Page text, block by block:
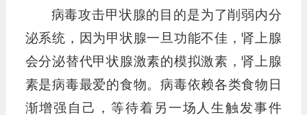
病毒攻击甲状腺的目的是为了削弱内分
泌系统，因为甲状腺一旦功能不佳，肾上腺
会分泌替代甲状腺激素的模拟激素，肾上腺
素是病毒最爱的食物。病毒依赖各类食物日
渐增强自己，等待着另一场人生触发事件